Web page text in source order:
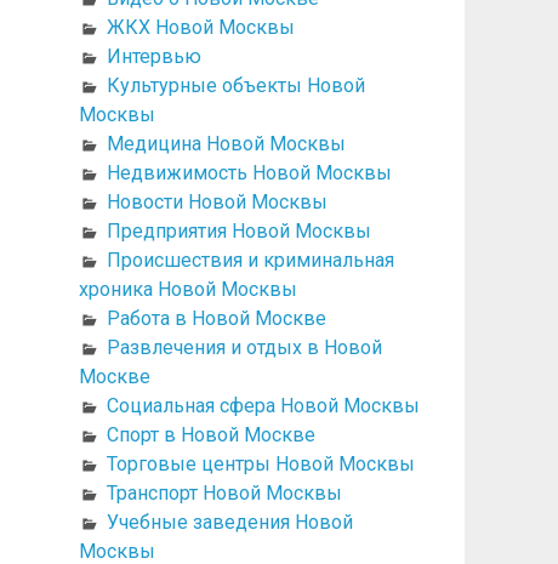
ЖКХ Новой Москвы
Интервью
Культурные объекты Новой
Москвы
Медицина Новой Москвы
Недвижимость Новой Москвы
Новости Новой Москвы
Предприятия Новой Москвы
Происшествия и криминальная
хроника Новой Москвы
Работа в Новой Москве
Развлечения и отдых в Новой
Москве
Социальная сфера Новой Москвы
Спорт в Новой Москве
Торговые центры Новой Москвы
Транспорт Новой Москвы
Учебные заведения Новой
Москвы